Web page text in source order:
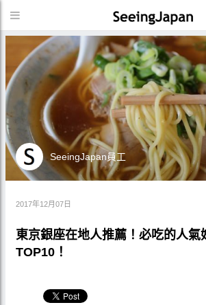
SeeingJapan員工
2017年12月07日
東京銀座在地人推薦！必吃的人氣
TOP10！